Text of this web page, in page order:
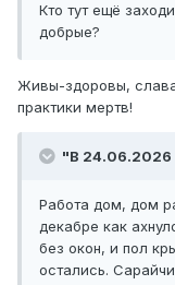
Кто тут ещё
добрые?
Живы-здоровы,
практики мертв!
"В 24.06.2026
Работа дом, дом
декабре как
без окон, и пол
остались.